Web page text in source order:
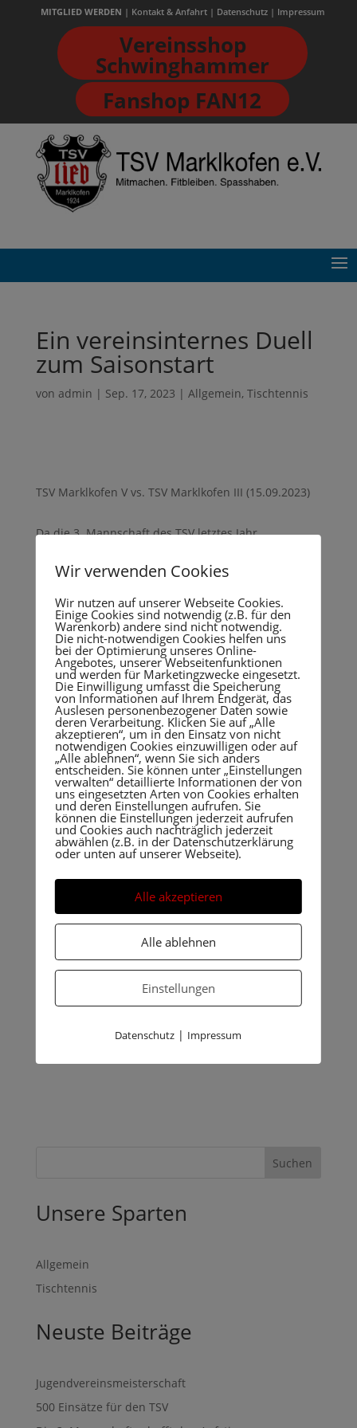
MITGLIED WERDEN | Kontakt & Anfahrt| Datenschutz| Impressum
Vereinsshop
Schwinghammer
Fanshop FAN12
Ein vereinsinternes Duell
zum Saisonstart
von admin | Sep. 17, 2023 | Allgemein, Tischtennis
TSV Marklkofen V vs. TSV Marklkofen III (15.09.2023)
Da die 3. Mannschaft des TSV letztes Jahr
Bezirksklasse C Gruppe 7 Landshut Ost zum internen
Piotr Dembonczyk, Alois Eschle, Markus Huber und
Christian Boda. Die 3. Mannschaft spielte mit
Thomas Labermeier, Oliver Scherer, Rene Mittag und
Philipp Schröers. Im ersten Doppel gewannen
Dembonczyk/Eschle äußerst knapp in 5 Sätzen gegen
Labermeier/Scherer. Im 2. Doppel kam zum ersten
Mal Philipp Schröers zum Einsatz. Philipp kommt aus
der eigenen Jugend des TSV Marklkofen. Er spielte
mit Rene Mittag und beide zeigten sich von ihrer
besten Seite und gewannen das Doppel knapp in 5
Sätzen. Gleich im Anschluss brachte Dembonczyk die
Fünfte mit einem 4-Satzsieg gegen Scherer in
Führung. Labermeier konnte wiederum für die Dritte
gegen Eschle mit 11:9 im 5. Satz ausgleichen. Als
Huber gegen Schröers gewann machte sich die
Fünfte Hoffnung auf eine Überraschung. Aber dann
zeigte die Dritte ihre Klasse und gewann die
nächsten 4 Spiele relativ klar. Somit war der Sieg für
3. Mannschaft gesichert. Boda konnte gegen
Schröers in einem schönen, von beiden Seiten
offensiv geführten Spiel, auf den knappen Endstand
von 6:4 verkürzen. Die Dritte des TSV Marklkofen
feiert damit den ersten Saisonsieg.
Suchen
Unsere Sparten
Allgemein
Tischtennis
Neuste Beiträge
Jugendvereinsmeisterschaft
500 Einsätze für den TSV
Wir verwenden Cookies
Wir nutzen auf unserer Webseite Cookies.
Einige Cookies sind notwendig (z.B. für den
Warenkorb) andere sind nicht notwendig.
Die nicht-notwendigen Cookies helfen uns
bei der Optimierung unseres Online-
Angebotes, unserer Webseitenfunktionen
und werden für Marketingzwecke eingesetzt.
Die Einwilligung umfasst die Speicherung
von Informationen auf Ihrem Endgerät, das
Auslesen personenbezogener Daten sowie
deren Verarbeitung. Klicken Sie auf „Alle
akzeptieren“, um in den Einsatz von nicht
notwendigen Cookies einzuwilligen oder auf
„Alle ablehnen“, wenn Sie sich anders
entscheiden. Sie können unter „Einstellungen
verwalten“ detaillierte Informationen der von
uns eingesetzten Arten von Cookies erhalten
und deren Einstellungen aufrufen. Sie
können die Einstellungen jederzeit aufrufen
und Cookies auch nachträglich jederzeit
abwählen (z.B. in der Datenschutzerklärung
oder unten auf unserer Webseite).
Alle akzeptieren
Alle ablehnen
Einstellungen
Datenschutz | Impressum